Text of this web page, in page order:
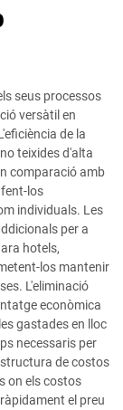
seus processos
versàtil en
de la
teixides d'alta
comparació amb
los
individuals. Les
per a
hotels,
los mantenir
L'eliminació
econòmica
gastades en lloc
necessaris per
de costos
on els costos
el preu